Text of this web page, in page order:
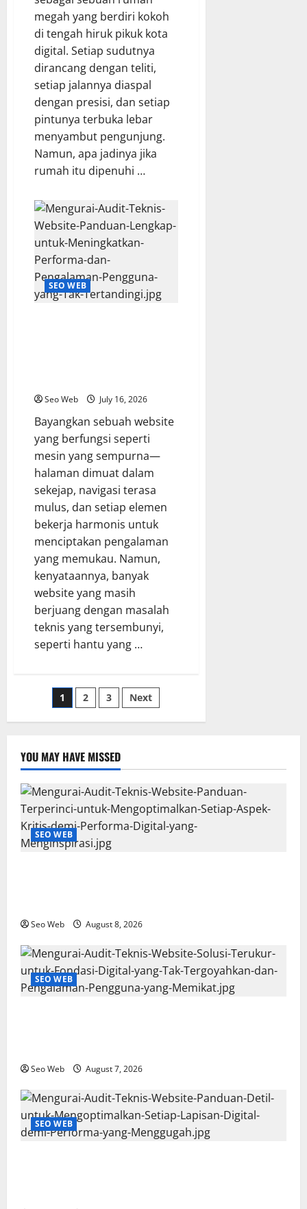
megah yang berdiri kokoh
di tengah hiruk pikuk kota
digital. Setiap sudutnya
dirancang dengan teliti,
setiap jalannya diaspal
dengan presisi, dan setiap
pintunya terbuka lebar
menyambut pengunjung.
Namun, apa jadinya jika
rumah itu dipenuhi …
SEO WEB
Seo Web July 16, 2026
Bayangkan sebuah website
yang berfungsi seperti
mesin yang sempurna—
halaman dimuat dalam
sekejap, navigasi terasa
mulus, dan setiap elemen
bekerja harmonis untuk
menciptakan pengalaman
yang memukau. Namun,
kenyataannya, banyak
website yang masih
berjuang dengan masalah
teknis yang tersembunyi,
seperti hantu yang …
Posts
pagination
1 2 3 Next
YOU MAY HAVE MISSED
SEO WEB
Seo Web August 8, 2026
SEO WEB
Seo Web August 7, 2026
SEO WEB